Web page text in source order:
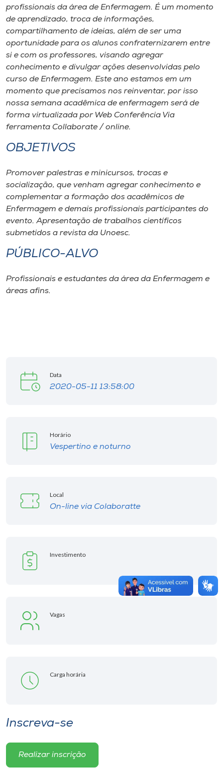
Biblioteca
Editora
Rádio
Museu
Store
Selecione
o idioma
A+
profissionais da área de Enfermagem. É um momento
de aprendizado, troca de informações,
compartilhamento de ideias, além de ser uma
oportunidade para os alunos confraternizarem entre
si e com os professores, visando agregar
conhecimento e divulgar ações desenvolvidas pelo
curso de Enfermagem. Este ano estamos em um
momento que precisamos nos reinventar, por isso
nossa semana acadêmica de enfermagem será de
forma virtualizada por Web Conferência Via
ferramenta Collaborate / online.
OBJETIVOS
Promover palestras e minicursos, trocas e
socialização, que venham agregar conhecimento e
complementar a formação dos acadêmicos de
Enfermagem e demais profissionais participantes do
evento. Apresentação de trabalhos científicos
submetidos a revista da Unoesc.
PÚBLICO-ALVO
Profissionais e estudantes da área da Enfermagem e
áreas afins.
Data
2020-05-11 13:58:00
Horário
Vespertino e noturno
Local
On-line via Colaboratte
Investimento
Vagas
Carga horária
Inscreva-se
Realizar inscrição